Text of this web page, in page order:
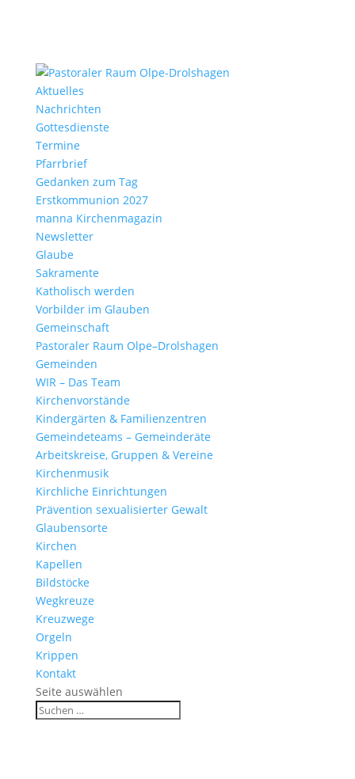
Aktu­elles
Nach­richten
Gottes­dienste
Termine
Pfarr­brief
Gedanken zum Tag
Erst­kom­mu­nion 2027
manna Kirchen­ma­gazin
News­letter
Glaube
Sakra­mente
Katho­lisch werden
Vorbilder im Glauben
Gemein­schaft
Pasto­raler Raum Olpe–Drolshagen
Gemeinden
WIR – Das Team
Kirchen­vor­stände
Kinder­gärten & Familienzentren
Gemein­de­teams – Gemeinderäte
Arbeits­kreise, Gruppen & Vereine
Kirchen­musik
Kirch­liche Einrichtungen
Präven­tion sexua­li­sierter Gewalt
Glau­ben­s­orte
Kirchen
Kapellen
Bild­stöcke
Wegkreuze
Kreuz­wege
Orgeln
Krippen
Kontakt
Seite auswählen